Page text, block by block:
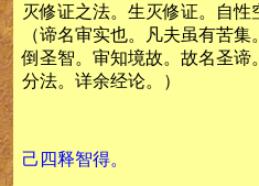
灭修证之法。生灭修证。自性
（谛名审实也。凡夫虽有苦
倒圣智。审知境故。故名圣谛
分法。详余经论。）
己四释智得。